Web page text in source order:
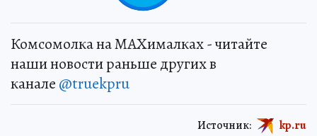
Комсомолка на MAXималках - читайте
наши новости раньше других в
канале @truekpru
Источник: kp.ru